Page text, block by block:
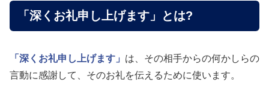
「深くお礼申し上げます」とは?
「深くお礼申し上げます」 は、その相手からの何かしらの
言動に感謝して、そのお礼を伝えるために使います。